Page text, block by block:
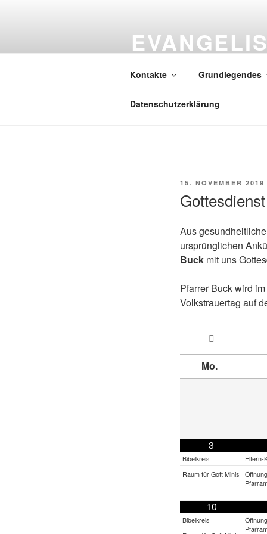
Kontakte Grundlegendes
Datenschutzerklärung
VERÖFFENTLICHT
15. NOVEMBER 2019
Aus
ursprünglichen
Buck mit uns
Pfarrer Buck wird
Volkstrauertag auf
Mo.
3
Bibelkreis
Raum für Gott Minis
Eltern-
10
Bibelkreis